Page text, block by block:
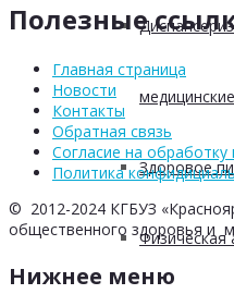
Здоровое
Физическая
Полезные
Главная страница
Новости
Контакты
Обратная связь
Согласие на
Политика
© 2012-2024 КГБУЗ
общественного здоровья и
Нижнее меню